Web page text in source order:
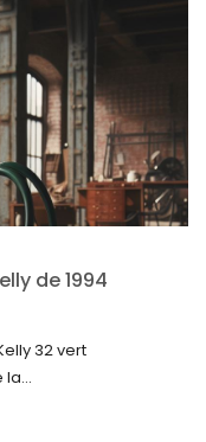
de 1994
32 vert